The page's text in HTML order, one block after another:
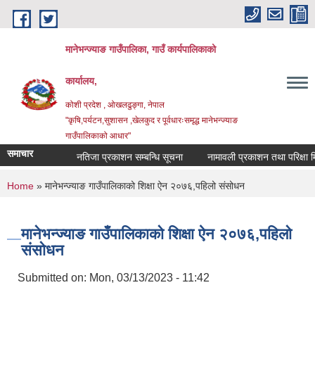
Skip to main content
मानेभन्ज्याङ गाउँपालिका, गाउँ कार्यपालिकाको
कार्यालय,
कोशी प्रदेश , ओखलढुङ्गा, नेपाल
"कृषि,पर्यटन,सुशासन ,खेलकुद र पूर्वधारःसमृद्ध मानेभन्ज्याङ
गाउँपालिकाको आधार"
समाचार नतिजा प्रकाशन सम्बन्धि सूचना नामावली प्रकाशन तथा परिक्षा
You are here
Home » मानेभन्ज्याङ गाउँपालिकाको शिक्षा ऐन २०७६,पहिलो संसोधन
मानेभन्ज्याङ गाउँपालिकाको शिक्षा ऐन २०७६,पहिलो
संसोधन
Submitted on: Mon, 03/13/2023 - 11:42